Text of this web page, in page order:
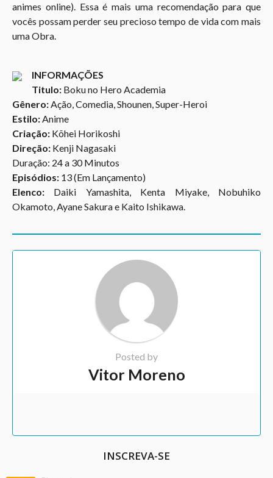
animes online). Essa é mais uma recomendação para que
vocês possam perder seu precioso tempo de vida com mais
uma Obra.
INFORMAÇÕES
Titulo: Boku no Hero Academia
Gênero: Ação, Comedia, Shounen, Super-Heroi
Estilo: Anime
Criação: Kõhei Horikoshi
Direção: Kenji Nagasaki
Duração: 24 a 30 Minutos
Episódios: 13 (Em Lançamento)
Elenco: Daiki Yamashita, Kenta Miyake, Nobuhiko
Okamoto, Ayane Sakura e Kaito Ishikawa.
Posted by
Vitor Moreno
INSCREVA-SE